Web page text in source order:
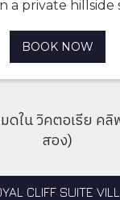
a private hillside
BOOK NOW
ใน วิคตอเรีย คลิ
สอง)
CLIFF SUITE